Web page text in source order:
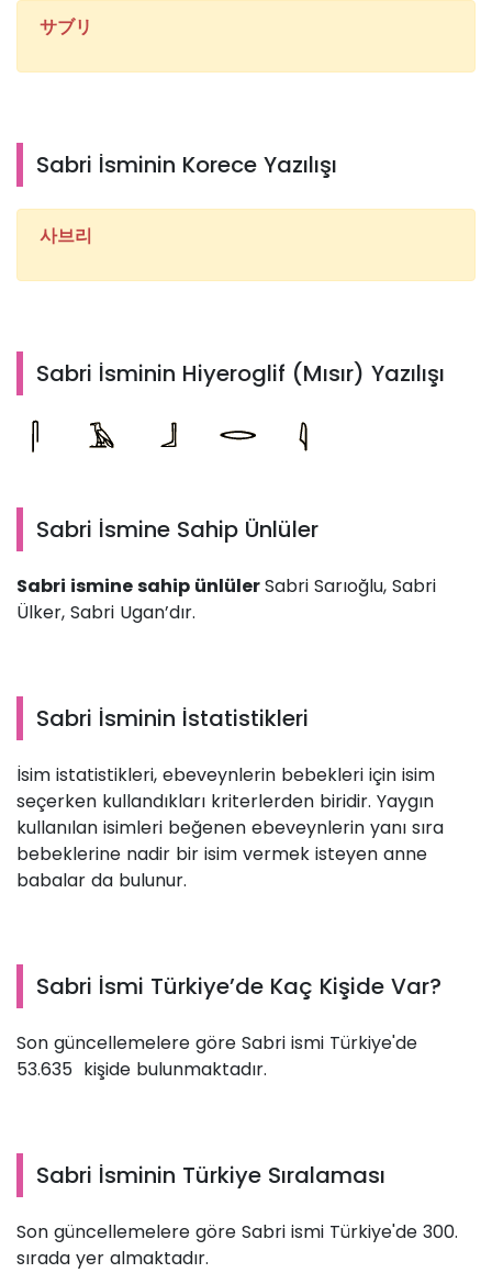
サブリ
Sabri İsminin Korece Yazılışı
사브리
Sabri İsminin Hiyeroglif (Mısır) Yazılışı
Sabri İsmine Sahip Ünlüler
Sabri ismine sahip ünlülerSabri Sarıoğlu, Sabri
Ülker, Sabri Ugan’dır.
Sabri İsminin İstatistikleri
İsim istatistikleri, ebeveynlerin bebekleri için isim
seçerken kullandıkları kriterlerden biridir. Yaygın
kullanılan isimleri beğenen ebeveynlerin yanı sıra
bebeklerine nadir bir isim vermek isteyen anne
babalar da bulunur.
Sabri İsmi Türkiye’de Kaç Kişide Var?
Son güncellemelere göre Sabri ismi Türkiye'de
53.635 kişide bulunmaktadır.
Sabri İsminin Türkiye Sıralaması
Son güncellemelere göre Sabri ismi Türkiye'de 300.
sırada yer almaktadır.